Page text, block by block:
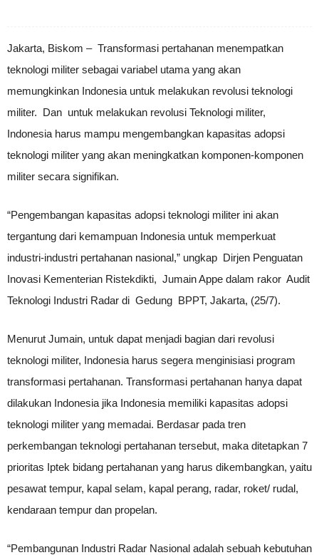
Jakarta, Biskom – Transformasi pertahanan menempatkan
teknologi militer sebagai variabel utama yang akan
memungkinkan Indonesia untuk melakukan revolusi teknologi
militer. Dan untuk melakukan revolusi Teknologi militer,
Indonesia harus mampu mengembangkan kapasitas adopsi
teknologi militer yang akan meningkatkan komponen-komponen
militer secara signifikan.
“Pengembangan kapasitas adopsi teknologi militer ini akan
tergantung dari kemampuan Indonesia untuk memperkuat
industri-industri pertahanan nasional,” ungkap Dirjen Penguatan
Inovasi Kementerian Ristekdikti, Jumain Appe dalam rakor Audit
Teknologi Industri Radar di Gedung BPPT, Jakarta, (25/7).
Menurut Jumain, untuk dapat menjadi bagian dari revolusi
teknologi militer, Indonesia harus segera menginisiasi program
transformasi pertahanan. Transformasi pertahanan hanya dapat
dilakukan Indonesia jika Indonesia memiliki kapasitas adopsi
teknologi militer yang memadai. Berdasar pada tren
perkembangan teknologi pertahanan tersebut, maka ditetapkan 7
prioritas Iptek bidang pertahanan yang harus dikembangkan, yaitu
pesawat tempur, kapal selam, kapal perang, radar, roket/ rudal,
kendaraan tempur dan propelan.
“Pembangunan Industri Radar Nasional adalah sebuah kebutuhan